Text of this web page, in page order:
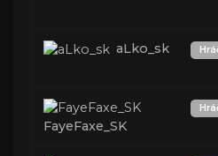
aLko_sk
FayeFaxe_SK